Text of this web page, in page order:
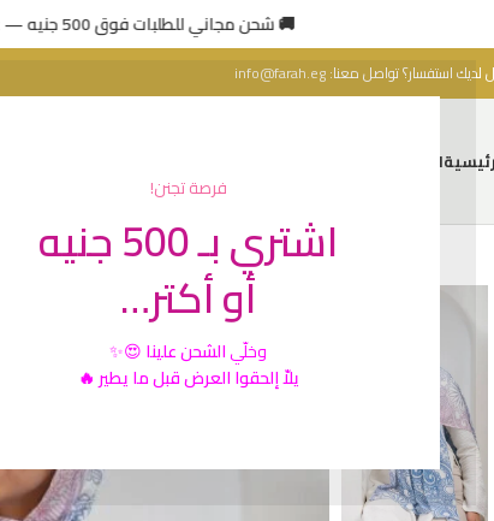
فرصة تجنن!
اشتري بـ 500 جنيه
أو أكتر…
وخلّيالشحن علينا😍✨
يلاّ إلحقوا العرض قبل ما يطير 🔥
🚚 شحن مجاني للطلبات فوق 500 جنيه — عرض محدود 🔥
لديك استفسار؟ تواصل معنا:info@farah.eg
المتجر